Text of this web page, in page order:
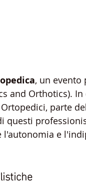
, un evento
and Orthotics).
parte
questi
e